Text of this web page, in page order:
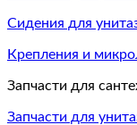
Сидения для
Крепления и
Запчасти для
Запчасти для